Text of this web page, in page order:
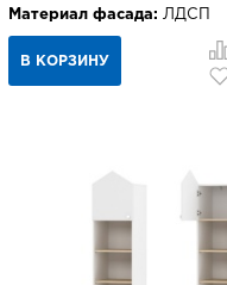
Материал фасада: ЛДСП
В КОРЗИНУ